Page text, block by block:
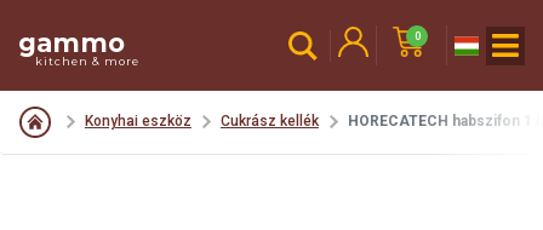
gammo
kitchen & more
0
Konyhai eszköz Cukrász kellék HORECATECH habszifon 1